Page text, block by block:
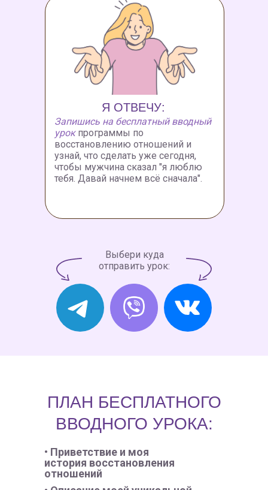
Я ОТВЕЧУ:
Запишись на бесплатный вводный
урокпрограммы по
восстановлению отношений и
узнай, что сделать уже сегодня,
чтобы мужчина сказал "я люблю
тебя. Давай начнем всё сначала".
Выбери куда
отправить урок:
ПЛАН БЕСПЛАТНОГО
ВВОДНОГО УРОКА:
• Приветствие и моя
история восстановления
отношений